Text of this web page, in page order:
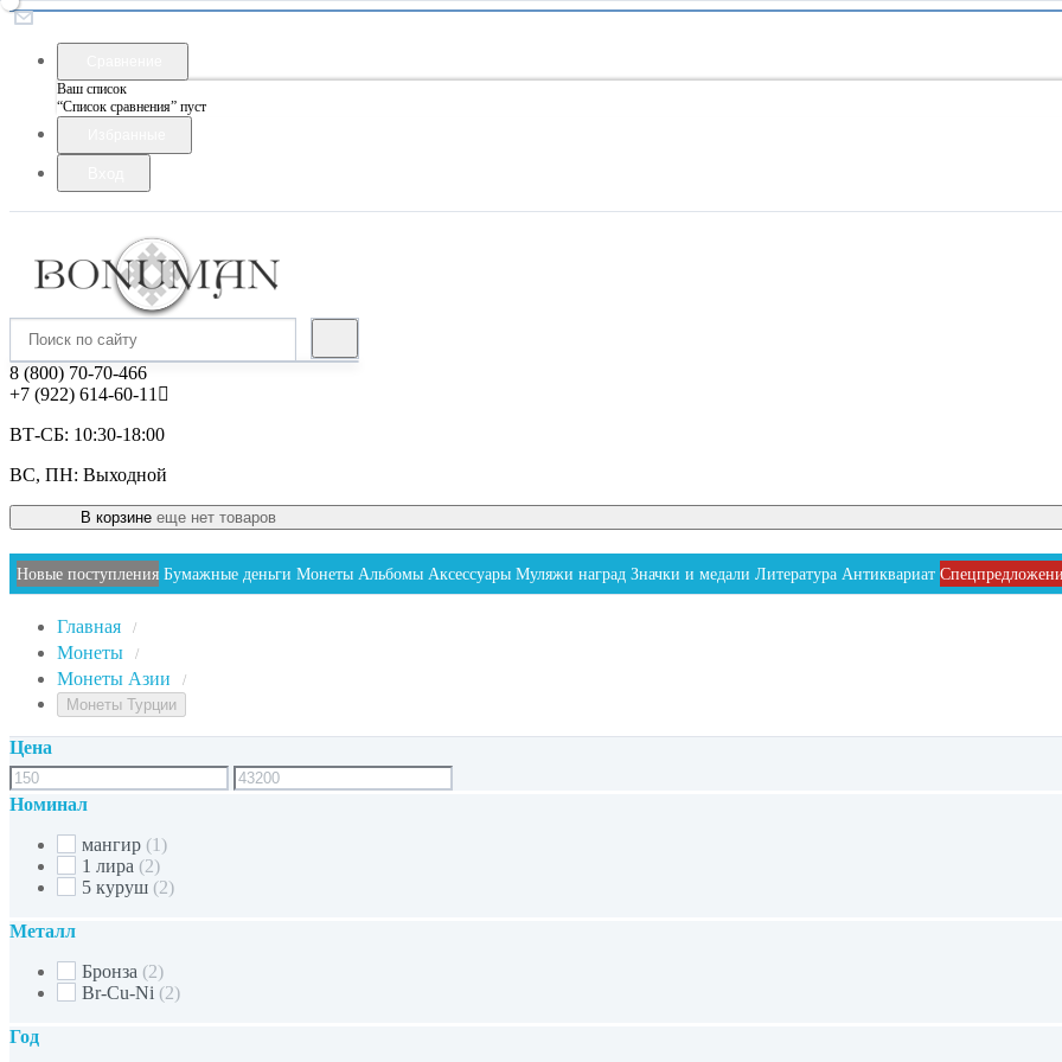
Ваш список
“Список сравнения” пуст
8 (800) 70-70-466
+7 (922) 614-60-11
ВТ-СБ: 10:30-18:00
ВС, ПН: Выходной
В корзине еще нет товаров
Новые поступления Бумажные деньги Монеты Альбомы Аксессуары Муляжи наград Значки и медали Литература Антиквариат
Главная /
Монеты /
Монеты Азии /
Монеты Турции
Цена
Номинал
мангир (1)
1 лира (2)
5 куруш (2)
Металл
Бронза (2)
Br-Cu-Ni (2)
Год